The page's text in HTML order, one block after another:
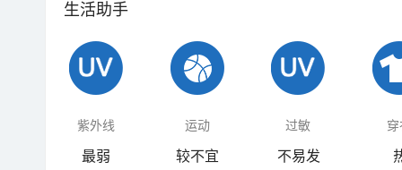
生活助手
紫外线 运动 过敏 穿
最弱 较不宜 不易发